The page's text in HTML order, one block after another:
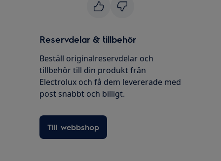
Reservdelar & tillbehör
Beställ originalreservdelar och
tillbehör till din produkt från
Electrolux och få dem levererade med
post snabbt och billigt.
Till webbshop